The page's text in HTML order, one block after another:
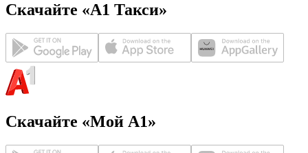
Скачайте «А1 Такси»
Скачайте «Мой А1»